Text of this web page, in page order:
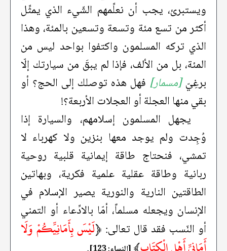
ويستبرئ، يجب أن نعلِّمهم الشّيء الذي يمثِّل
أكثر من تسع مئة وتسعة وتسعين بالمئة، وهذا
الذي تركه المسلمون واكتفوا بواحد ليس من
المئة، بل من الألف، فإذا لم يبقَ من سيارتك إلّا
برغِيّ[مسمار] فهل هذه توصلك إلى الحج؟ أو
بقي منها العجلة أو العجلات الأربعة؟!
يجهل المسلمون إسلامهم، والسيارة إذا
وُجِدت ولم يوجد معها بنزين ولا كهرباء لا
تمشي، فنحتاج طاقة إيمانية قلبية روحية
ربانية وطاقة عقلية علمية فكرية، وبهاتين
الطاقتين النارية والنورية يصير الإسلام في
الإنسان ويجعله مسلماً، أمّا بالادِّعاء أو التمني
أو النّسب فقد قال تعالى: ﴿لَيْسَ بِأَمَانِيِّكُمْ وَلَا